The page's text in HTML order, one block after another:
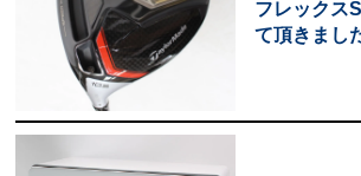
フレックス
て頂きまし